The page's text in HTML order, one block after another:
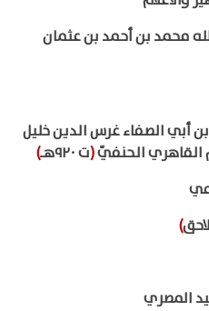
محمد بن أحمد بن عثمان
أبي الصفاء غرس الدين خليل
الحنفيّ(ت ٩٢٠هـ
)
)
المصري